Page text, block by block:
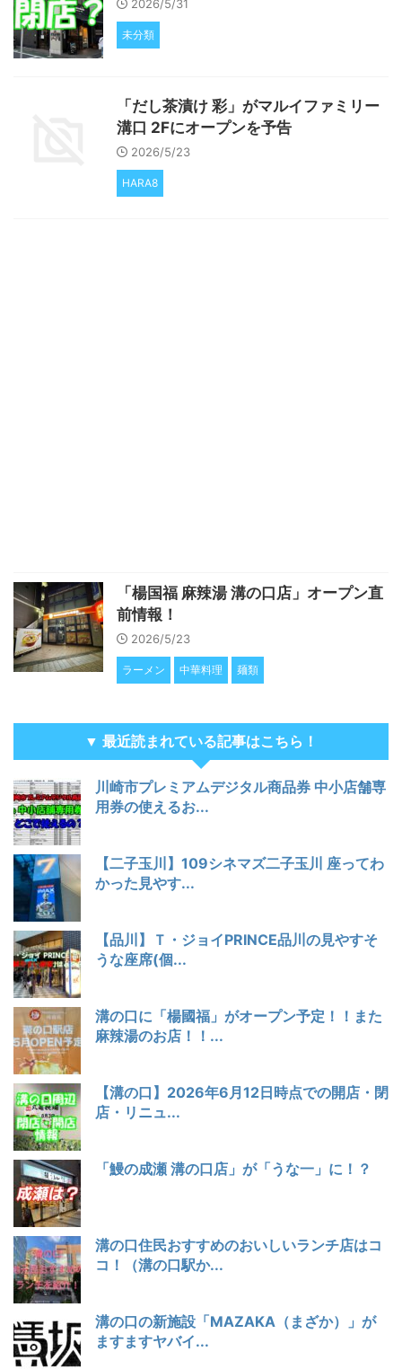
2026/5/31
未分類
「だし茶漬け 彩」がマルイファミリー
溝口 2Fにオープンを予告
2026/5/23
HARA8
「楊国福 麻辣湯 溝の口店」オープン直
前情報！
2026/5/23
ラーメン 中華料理 麺類
▼ 最近読まれている記事はこちら！
川崎市プレミアムデジタル商品券 中小店舗専
用券の使えるお...
【二子玉川】109シネマズ二子玉川 座ってわ
かった見やす...
【品川】Ｔ・ジョイPRINCE品川の見やすそ
うな座席(個...
溝の口に「楊國福」がオープン予定！！また
麻辣湯のお店！！...
【溝の口】2026年6月12日時点での開店・閉
店・リニュ...
「鰻の成瀬 溝の口店」が「うな一」に！？
溝の口住民おすすめのおいしいランチ店はコ
コ！（溝の口駅か...
溝の口の新施設「MAZAKA（まざか）」が
ますますヤバイ...